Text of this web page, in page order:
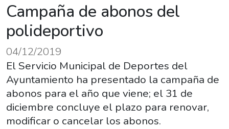
Campaña de abonos del
polideportivo
04/12/2019
El Servicio Municipal de Deportes del
Ayuntamiento ha presentado la campaña de
abonos para el año que viene; el 31 de
diciembre concluye el plazo para renovar,
modificar o cancelar los abonos.